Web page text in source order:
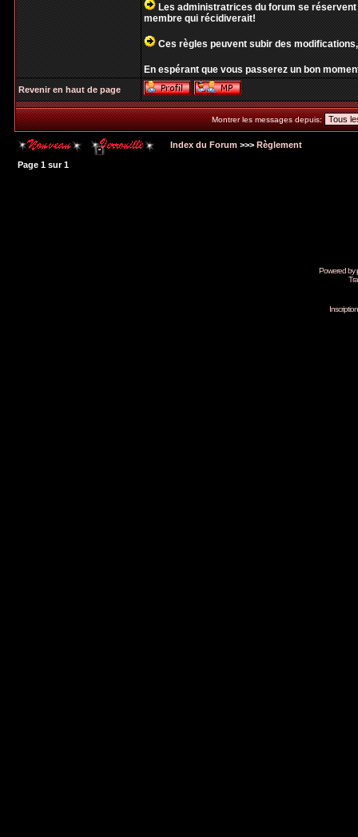
Les administratrices du forum se
membre qui récidiverait!
Ces règles peuvent subir des
En espérant que vous passerez un bon
Revenir en haut de page
Montrer les messages depuis:
Index du Forum >>> Règlement
Page 1 sur1
Powered by